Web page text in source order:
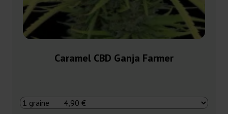
Caramel CBD Ganja Farmer